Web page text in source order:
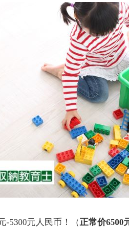
-5300元人民币！（正常价6500